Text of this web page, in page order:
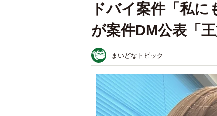
ドバイ案件「私
が案件DM公表「
まいどなトピック